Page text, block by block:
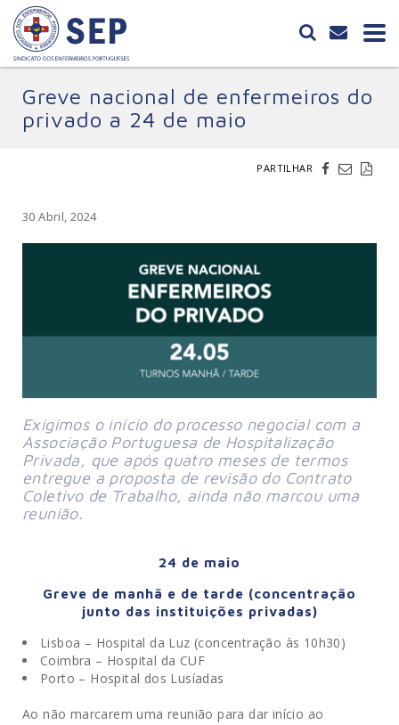
Greve nacional de enfermeiros do
privado a 24 de maio
PARTILHAR
30 Abril, 2024
Exigimos o início do processo negocial com a
Associação Portuguesa de Hospitalização
Privada, que após quatro meses de termos
entregue a proposta de revisão do Contrato
Coletivo de Trabalho, ainda não marcou uma
reunião.
24 de maio
Greve de manhã e de tarde (concentração
junto das instituições privadas)
Lisboa – Hospital da Luz (concentração às 10h30)
Coimbra – Hospital da CUF
Porto – Hospital dos Lusíadas
Ao não marcarem uma reunião para dar início ao